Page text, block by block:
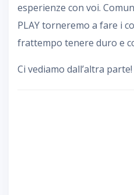
esperienze con voi.
PLAY torneremo a fare i
frattempo tenere duro e
Ci vediamo dall’altra parte!